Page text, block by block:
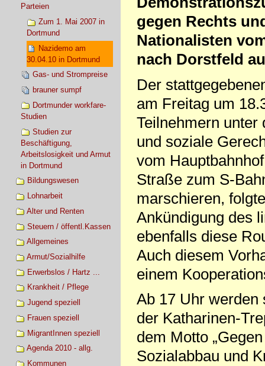
Parteien
Zum 1. Mai 2007 in
Dortmund
Nazidemo am
30.04.10 in Dortmund
Gas- und Strompreise
brauner sumpf
Dortmunder workfare-
Studien
Studien zur
Beschäftigung,
Arbeitslosigkeit und Armut
in Dortmund
Bildungswesen
Lohnarbeit
Alter und Renten
Steuern / öffentl.Kassen
Allgemeines
Armut/Sozialhilfe
Erwerbslos / Hartz ...
Krankheit / Pflege
Jugend speziell
Frauen speziell
MigrantInnen speziell
Agenda 2010 - allg.
Kommunen
gegen Rechts
Nationalisten
nach Dorstfeld
Der
am Freitag um
Teilnehmern unter
und soziale
vom
Straße zum S-
marschieren,
Ankündigung des
ebenfalls diese
Auch diesem
einem
Ab 17 Uhr werden
der Katharinen-
dem Motto
Sozialabbau und